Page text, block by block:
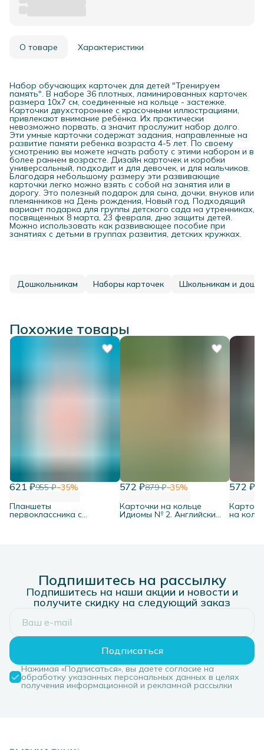
О товаре Характеристики
Набор обучающих карточек для детей "Тренируем
память". В наборе 36 плотных, ламинированных карточек
размера 10х7 см, соединенные на кольце - застежке.
Карточки двухсторонние с красочными иллюстрациями,
привлекают внимание ребёнка. Их практически
невозможно порвать, а значит прослужит набор долго.
Эти умные карточки содержат задания, направленные на
развитие памяти ребенка возраста 4-5 лет. По своему
усмотрению вы можете начать работу с этими набором и в
более раннем возрасте. Дизайн карточек и коробки
универсальный, подходит и для девочек, и для мальчиков.
Благодаря небольшому размеру эти развивающие
карточки легко можно взять с собой на занятия или в
дорогу. Это полезный подарок для сына, дочки, внуков или
племянников на День рождения, Новый год. Подходящий
вариант подарка для группы детского сада на утренниках,
посвященных 8 марта, 23 февраля, дню защиты детей.
Можно использовать как развивающее пособие при
занятиях с детьми в группах развития, детских кружках.
Дошкольникам Наборы карточек Школьникам и
Похожие товары
621 ₽955 ₽−35%
Планшеты
первоклассника с
572 ₽879 ₽−35%
Карточки на кольце
Идиомы № 2. Английский
572 ₽
на
Подпишитесь на рассылку
Подпишитесь на наши акции и новости и
получите скидку на следующий заказ
Подписаться
Нажимая «Подписаться», вы даете согласие на
обработку указанных персональных данных в целях
получения информационной и рекламной рассылки